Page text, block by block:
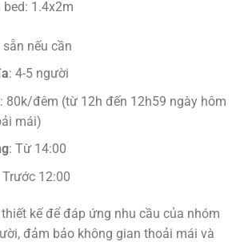
bed: 1.4x2m
sẵn nếu cần
: 4-5 người
: 80k/đêm (từ 12h đến 12h59 ngày hôm
mái)
: Từ 14:00
Trước 12:00
kế để đáp ứng nhu cầu của nhóm
đảm bảo không gian thoải mái và